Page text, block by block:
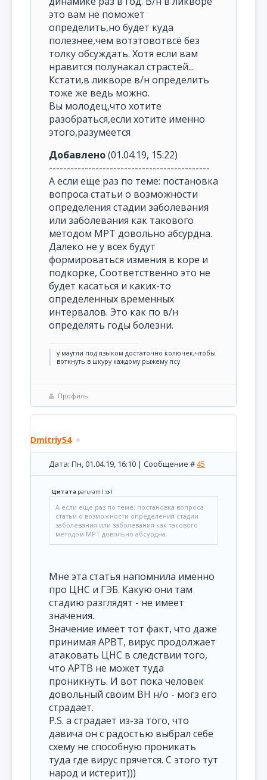
это вам не поможет
определить,но будет куда
полезнее,чем вотэтовотвсё без
толку обсуждать. Хотя если вам
нравится полунакал страстей...
Кстати,в ликворе в/н определить
тоже же ведь можно.
Вы молодец,что хотите
разобраться,если хотите именно
этого,разумеется
Добавлено(01.04.19, 15:22)
---------------------------------------------
А если еще раз по теме: постановка
вопроса статьи о возможности
определения стадии заболевания
или заболевания как такового
методом МРТ довольно абсурдна.
Далеко не у всех будут
формироваться измения в коре и
подкорке, Соответственно это не
будет касаться и каких-то
определенных временных
интервалов. Это как по в/н
определять годы болезни.
у маугли под языком достаточно колючек,чтобы
воткнуть в шкуру каждому рыжему псу
Профиль
Dmitriy54
Дата: Пн, 01.04.19, 16:10 | Сообщение #45
Цитата paruram ( )
А если еще раз по теме: постановка вопроса
статьи о возможности определения стадии
заболевания или заболевания как такового
методом МРТ довольно абсурдна.
Мне эта статья напомнила именно
про ЦНС и ГЭБ. Какую они там
стадию разглядят - не имеет
значения.
Значение имеет тот факт, что даже
принимая АРВТ, вирус продолжает
атаковать ЦНС в следствии того,
что АРТВ не может туда
проникнуть. И вот пока человек
довольный своим ВН н/о - могз его
страдает.
P.S. а страдает из-за того, что
давича он с радостью выбрал себе
схему не способную проникать
туда где вирус прячется. С этого тут
народ и истерит)))